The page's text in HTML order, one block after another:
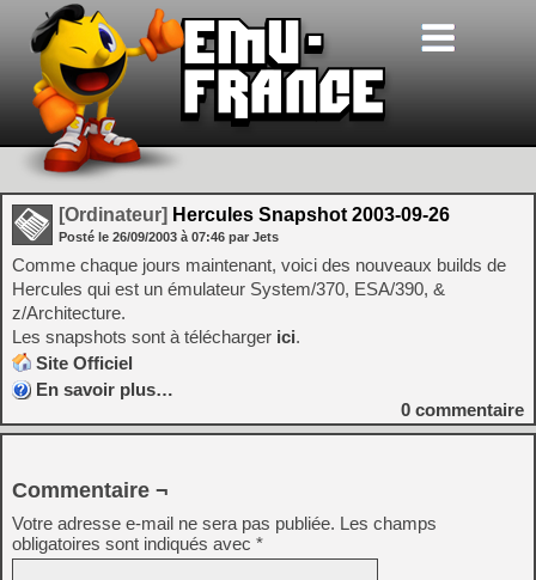
[Ordinateur] Hercules Snapshot 2003-09-26
Posté le 26/09/2003 à 07:46 par Jets
Comme chaque jours maintenant, voici des nouveaux builds de
Hercules qui est un émulateur System/370, ESA/390, &
z/Architecture.
Les snapshots sont à télécharger ici.
Site Officiel
En savoir plus…
0 commentaire
Commentaire ¬
Votre adresse e-mail ne sera pas publiée. Les champs
obligatoires sont indiqués avec *